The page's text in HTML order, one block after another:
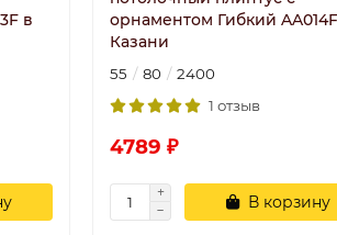
в
орнаментом Гибкий
Казани
55 80
2400
1 отзыв
4789 ₽
В корзину